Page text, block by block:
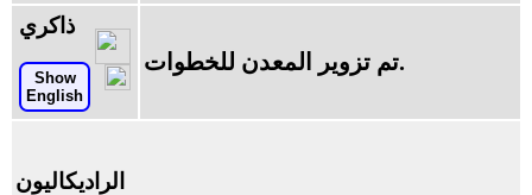
ذاكري
Show
English
تم تزوير المعدن للخطوات.
الراديكاليون